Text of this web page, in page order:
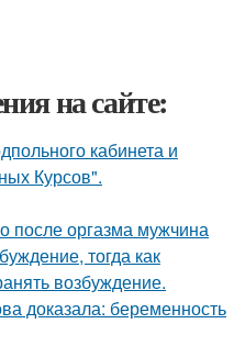
на сайте:
кабинета и
Курсов".
после оргазма мужчина
тогда как
возбуждение.
доказала: беременность